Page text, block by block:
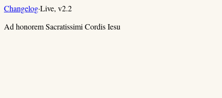
Changelog·Live, v2.2
Ad honorem Sacratissimi Cordis Iesu